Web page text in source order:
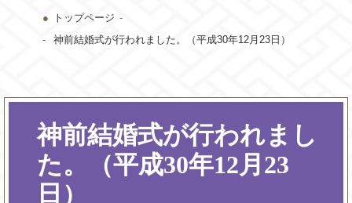
トップページ
神前結婚式が行われました。（平成30年12月23日）
神前結婚式が行われまし
た。（平成30年12月23
日）